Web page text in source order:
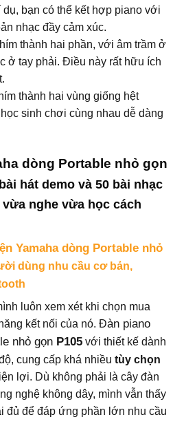
bạn có thể kết hợp piano với
nhạc đầy cảm xúc.
thành hai phần, với âm trầm ở
ở tay phải. Điều này rất hữu ích
thành hai vùng giống hệt
sinh chơi cùng nhau dễ dàng
dòng Portable nhỏ gọn
hát demo và 50 bài nhạc
nghe vừa học cách
Yamaha dòng Portable nhỏ
dùng nhu cầu cơ bản,
luôn xem xét khi chọn mua
kết nối của nó. Đàn piano
nhỏ gọn P105 với thiết kế dành
cung cấp khá nhiều tùy chọn
lợi. Dù không phải là cây đàn
nghệ không dây, mình vẫn thấy
đủ để đáp ứng phần lớn nhu cầu